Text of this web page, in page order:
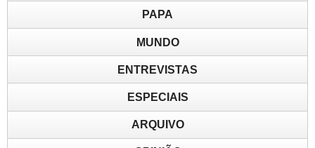
PAPA
MUNDO
ENTREVISTAS
ESPECIAIS
ARQUIVO